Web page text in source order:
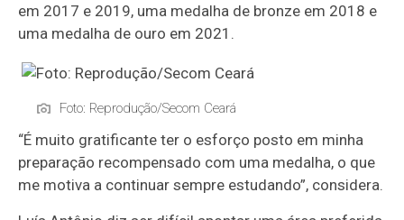
em 2017 e 2019, uma medalha de bronze em 2018 e
uma medalha de ouro em 2021.
Foto: Reprodução/Secom Ceará
“É muito gratificante ter o esforço posto em minha
preparação recompensado com uma medalha, o que
me motiva a continuar sempre estudando”, considera.